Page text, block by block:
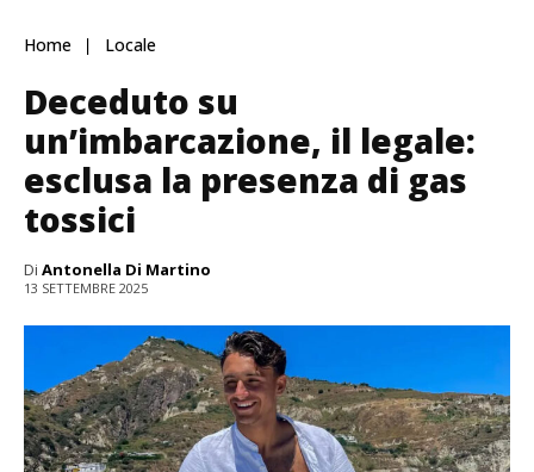
Home Locale
Deceduto su
un’imbarcazione, il legale:
esclusa la presenza di gas
tossici
Di Antonella Di Martino
13 SETTEMBRE 2025